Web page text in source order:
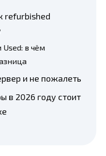
refurbished
в чём
и не пожалеть
в 2026 году стоит